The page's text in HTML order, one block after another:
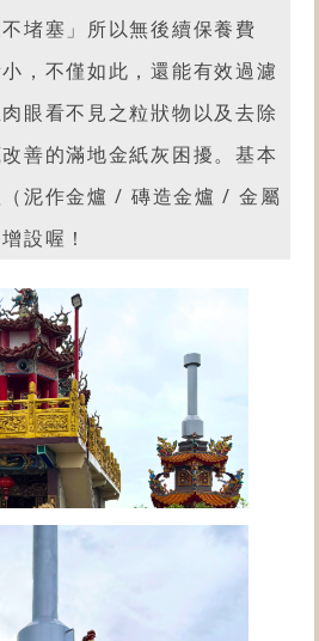
堵塞」所以無後續保養費
，不僅如此，還能有效過濾
眼看不見之粒狀物以及去除
善的滿地金紙灰困擾。基本
泥作金爐 / 磚造金爐 / 金屬
設喔！